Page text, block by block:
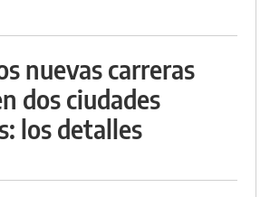
nuevas carreras
dos ciudades
los detalles